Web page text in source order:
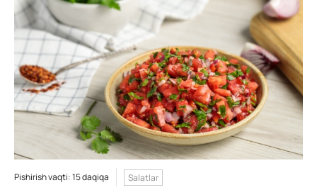
Pishirish vaqti: 15 daqiqa Salatlar